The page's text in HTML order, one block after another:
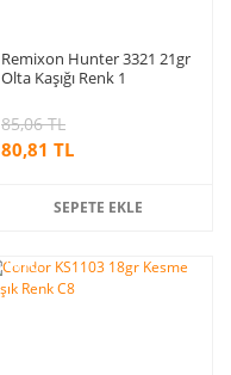
Remixon Hunter 3321 21gr
Olta Kaşığı Renk 1
80,81 TL
85,06 TL
SEPETE EKLE
%10